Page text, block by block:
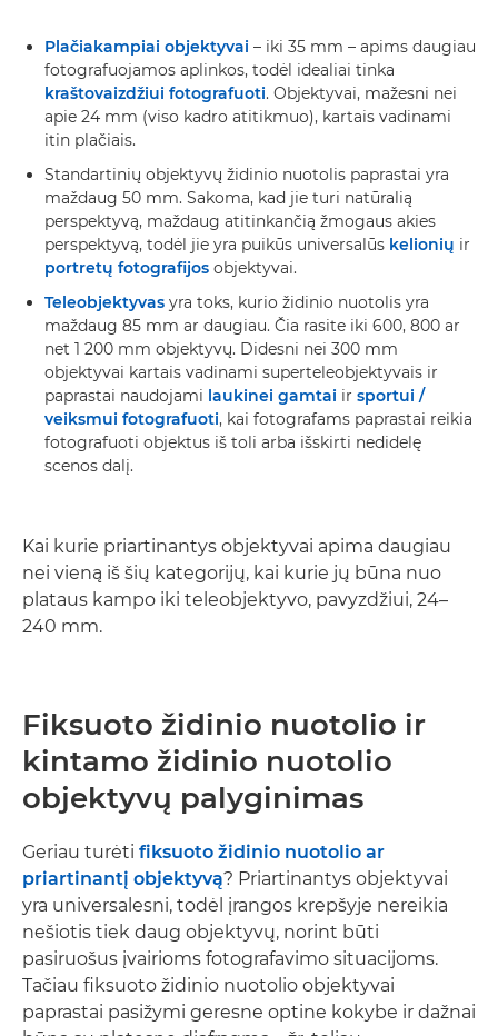
Plačiakampiai objektyvai – iki 35 mm – apims daugiau
fotografuojamos aplinkos, todėl idealiai tinka
kraštovaizdžiui fotografuoti. Objektyvai, mažesni nei
apie 24 mm (viso kadro atitikmuo), kartais vadinami
itin plačiais.
Standartinių objektyvų židinio nuotolis paprastai yra
maždaug 50 mm. Sakoma, kad jie turi natūralią
perspektyvą, maždaug atitinkančią žmogaus akies
perspektyvą, todėl jie yra puikūs universalūs kelionių ir
portretų fotografijos objektyvai.
Teleobjektyvas yra toks, kurio židinio nuotolis yra
maždaug 85 mm ar daugiau. Čia rasite iki 600, 800 ar
net 1 200 mm objektyvų. Didesni nei 300 mm
objektyvai kartais vadinami superteleobjektyvais ir
paprastai naudojami laukinei gamtai ir sportui /
veiksmui fotografuoti, kai fotografams paprastai reikia
fotografuoti objektus iš toli arba išskirti nedidelę
scenos dalį.
Kai kurie priartinantys objektyvai apima daugiau
nei vieną iš šių kategorijų, kai kurie jų būna nuo
plataus kampo iki teleobjektyvo, pavyzdžiui, 24–
240 mm.
Fiksuoto židinio nuotolio ir
kintamo židinio nuotolio
objektyvų palyginimas
Geriau turėti fiksuoto židinio nuotolio ar
priartinantį objektyvą? Priartinantys objektyvai
yra universalesni, todėl įrangos krepšyje nereikia
nešiotis tiek daug objektyvų, norint būti
pasiruošus įvairioms fotografavimo situacijoms.
Tačiau fiksuoto židinio nuotolio objektyvai
paprastai pasižymi geresne optine kokybe ir dažnai